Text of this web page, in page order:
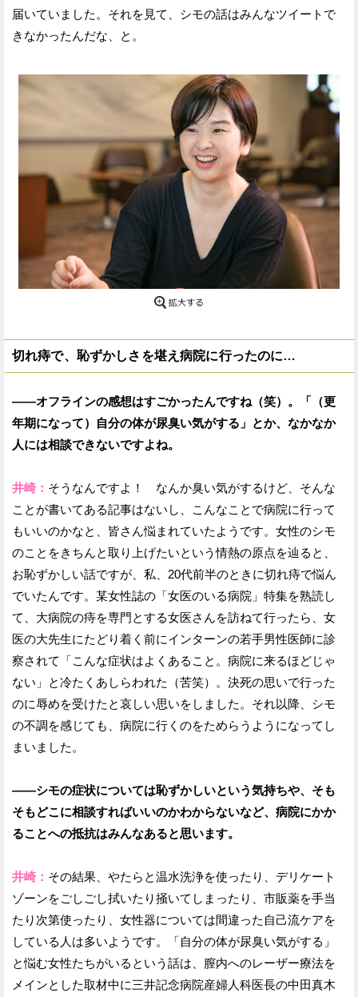
届いていました。それを見て、シモの話はみんなツイートで
きなかったんだな、と。
切れ痔で、恥ずかしさを堪え病院に行ったのに…
——オフラインの感想はすごかったんですね（笑）。「（更
年期になって）自分の体が尿臭い気がする」とか、なかなか
人には相談できないですよね。
井崎： そうなんですよ！ なんか臭い気がするけど、そんな
ことが書いてある記事はないし、こんなことで病院に行って
もいいのかなと、皆さん悩まれていたようです。女性のシモ
のことをきちんと取り上げたいという情熱の原点を辿ると、
お恥ずかしい話ですが、私、20代前半のときに切れ痔で悩ん
でいたんです。某女性誌の「女医のいる病院」特集を熟読し
て、大病院の痔を専門とする女医さんを訪ねて行ったら、女
医の大先生にたどり着く前にインターンの若手男性医師に診
察されて「こんな症状はよくあること。病院に来るほどじゃ
ない」と冷たくあしらわれた（苦笑）。決死の思いで行った
のに辱めを受けたと哀しい思いをしました。それ以降、シモ
の不調を感じても、病院に行くのをためらうようになってし
まいました。
——シモの症状については恥ずかしいという気持ちや、そも
そもどこに相談すればいいのかわからないなど、病院にかか
ることへの抵抗はみんなあると思います。
井崎： その結果、やたらと温水洗浄を使ったり、デリケート
ゾーンをごしごし拭いたり掻いてしまったり、市販薬を手当
たり次第使ったり、女性器については間違った自己流ケアを
している人は多いようです。「自分の体が尿臭い気がする」
と悩む女性たちがいるという話は、膣内へのレーザー療法を
メインとした取材中に三井記念病院産婦人科医長の中田真木